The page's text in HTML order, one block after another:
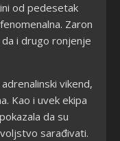
od pedesetak
Zaron
i drugo ronjenje
vikend,
Kao i uvek ekipa
da su
sarađivati.